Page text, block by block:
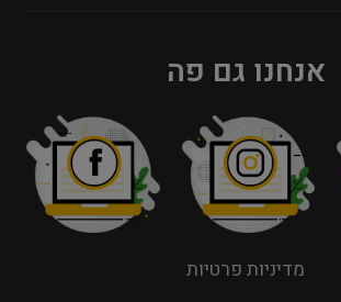
אנחנו גם פה
מדיניות פרטיות